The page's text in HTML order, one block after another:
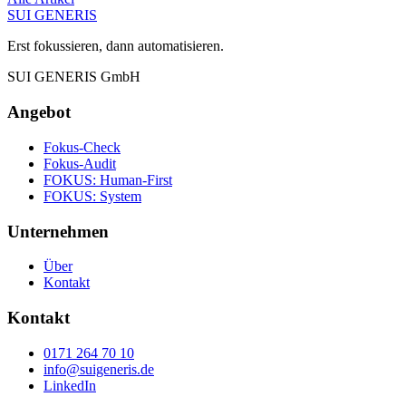
SUI GENERIS
Erst fokussieren, dann automatisieren.
SUI GENERIS GmbH
Angebot
Fokus-Check
Fokus-Audit
FOKUS: Human-First
FOKUS: System
Unternehmen
Über
Kontakt
Kontakt
0171 264 70 10
info@suigeneris.de
LinkedIn